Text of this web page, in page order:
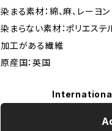
染まる素材：綿、麻、レーヨ
染まらない素材：ポリエステ
加工がある繊維
原産国：英国